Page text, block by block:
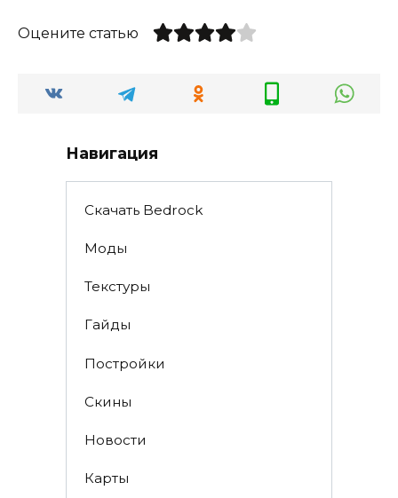
Оцените статью
Навигация
Скачать Bedrock
Моды
Текстуры
Гайды
Постройки
Скины
Новости
Карты